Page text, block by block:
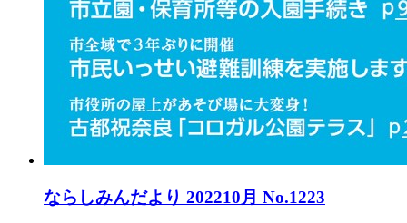
ならしみんだより 202210月 No.1223